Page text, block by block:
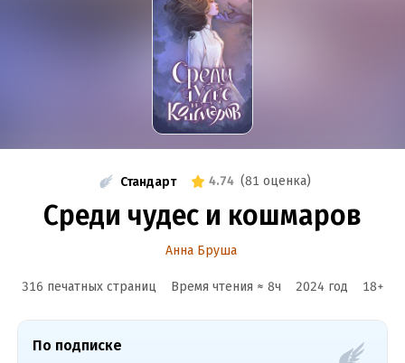
Стандарт 4.74 (81 оценка)
Среди чудес и кошмаров
Анна Бруша
316 печатных страниц Время чтения ≈ 8ч 2024 год 18+
По подписке